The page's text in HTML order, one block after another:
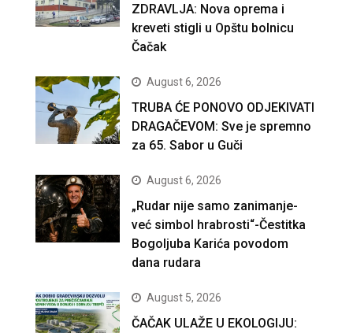
ZDRAVLJA: Nova oprema i
kreveti stigli u Opštu bolnicu
Čačak
August 6, 2026
TRUBA ĆE PONOVO ODJEKIVATI
DRAGAČEVOM: Sve je spremno
za 65. Sabor u Guči
August 6, 2026
„Rudar nije samo zanimanje-
već simbol hrabrosti“-Čestitka
Bogoljuba Karića povodom
dana rudara
August 5, 2026
ČAČAK ULAŽE U EKOLOGIJU: